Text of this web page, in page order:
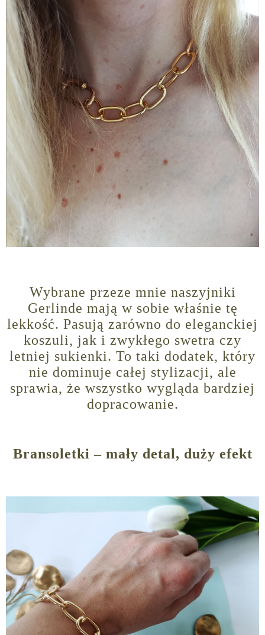
Wybrane przeze mnie naszyjniki
Gerlinde mają w sobie właśnie tę
lekkość. Pasują zarówno do eleganckiej
koszuli, jak i zwykłego swetra czy
letniej sukienki. To taki dodatek, który
nie dominuje całej stylizacji, ale
sprawia, że wszystko wygląda bardziej
dopracowanie.
Bransoletki – mały detal, duży efekt